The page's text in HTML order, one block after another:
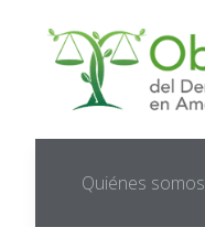
Quiénes somos